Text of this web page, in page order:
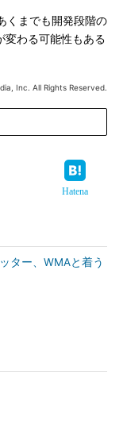
くまでも開発段階の
変わる可能性もある
Inc. All Rights Reserved.
Hatena
ター、WMAと着う